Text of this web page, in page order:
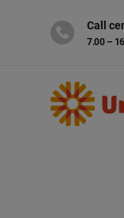
Call
7.00 –